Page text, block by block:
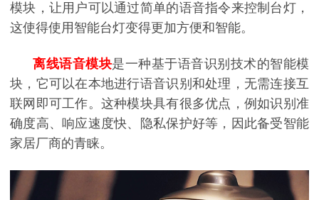
模块，让用户可以通过简单的语音指令来控制台灯，
这使得使用智能台灯变得更加方便和智能。
离线语音模块是一种基于语音识别技术的智能模
块，它可以在本地进行语音识别和处理，无需连接互
联网即可工作。这种模块具有很多优点，例如识别准
确度高、响应速度快、隐私保护好等，因此备受智能
家居厂商的青睐。